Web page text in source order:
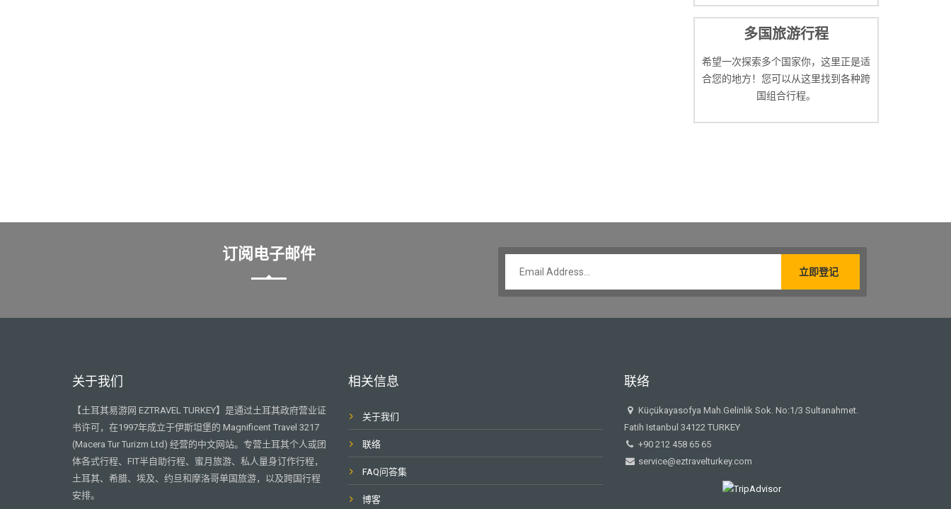
多国旅游行程
希望一次探索多个国家你，这里正是适
合您的地方！您可以从这里找到各种跨
国组合行程。
订阅电子邮件
关于我们
【土耳其易游网 EZTRAVEL TURKEY】是通过土耳其政府营业证
书许可，在1997年成立于伊斯坦堡的 Magnificent Travel 3217
(Macera Tur Turizm Ltd) 经营的中文网站。专营土耳其个人或团
体各式行程、FIT半自助行程、蜜月旅游、私人量身订作行程，
土耳其、希腊、埃及、约旦和摩洛哥单国旅游，以及跨国行程
安排。
相关信息
关于我们
联络
FAQ问答集
博客
联络
Küçükayasofya Mah.Gelinlik Sok. No:1/3 Sultanahmet.
Fatih Istanbul 34122 TURKEY
+90 212 458 65 65
service@eztravelturkey.com